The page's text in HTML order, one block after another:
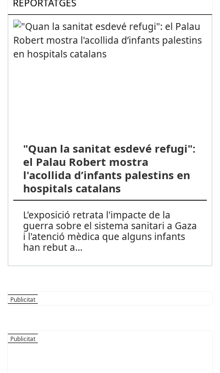
"Quan la sanitat esdevé refugi":
el Palau Robert mostra
l'acollida d’infants palestins en
hospitals catalans
L'exposició retrata l'impacte de la
guerra sobre el sistema sanitari a Gaza
i l'atenció mèdica que alguns infants
han rebut a...